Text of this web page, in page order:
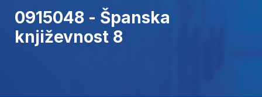
0915048 - Španska
književnost 8